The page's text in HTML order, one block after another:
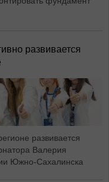
развивается
развивается
Валерия
Южно-Сахалинска